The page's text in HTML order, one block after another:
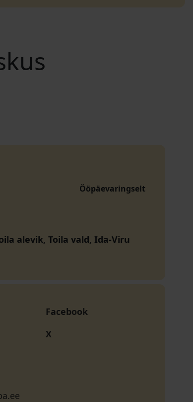
Ööpäevaringselt
alevik, Toila vald, Ida-Viru
Facebook
X